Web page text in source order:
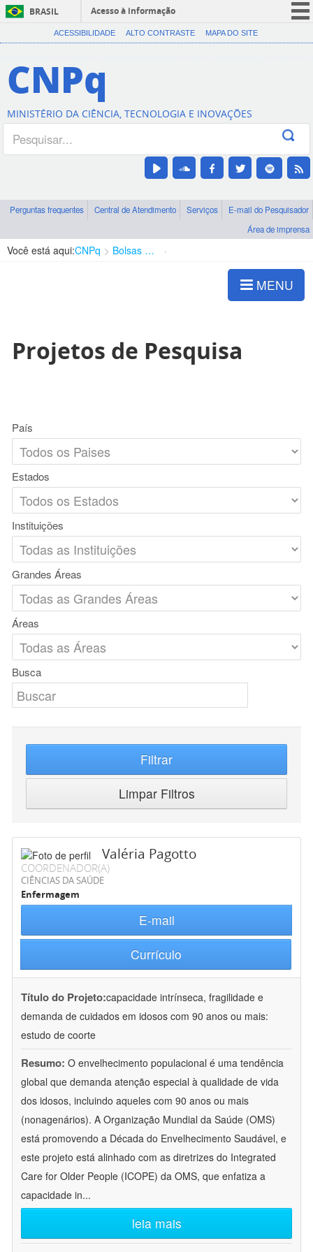
BRASIL
Acesso à informação
CORONAVÍRUS (COVID-19)
Canais
ACESSIBILIDADE ALTO CONTRASTE MAPA DO SITE
CNPq
MINISTÉRIO DA CIÊNCIA, TECNOLOGIA E INOVAÇÕES
Perguntas frequentes Central de Atendimento Serviços
E-mail do Pesquisador
Área de imprensa
Você está aqui:CNPq Bolsas e Auxílios Vigentes
MENU
Projetos de Pesquisa
País
Estados
Instituições
Grandes Áreas
Áreas
Busca
Filtrar
Limpar Filtros
Valéria Pagotto
COORDENADOR(A)
CIÊNCIAS DA SAÚDE
Enfermagem
E-mail
Currículo
Título do Projeto:capacidade intrínseca, fragilidade e
demanda de cuidados em idosos com 90 anos ou mais:
estudo de coorte
Resumo: O envelhecimento populacional é uma tendência
global que demanda atenção especial à qualidade de vida
dos idosos, incluindo aqueles com 90 anos ou mais
(nonagenários). A Organização Mundial da Saúde (OMS)
está promovendo a Década do Envelhecimento Saudável, e
este projeto está alinhado com as diretrizes do Integrated
Care for Older People (ICOPE) da OMS, que enfatiza a
capacidade in...
leia mais